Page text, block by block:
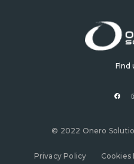
Find
a
o
k
© 2022 Onero
Privacy Policy Cookies